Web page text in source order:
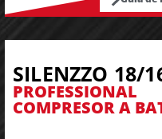
SILENZZO 18/
PROFESSIONAL
COMPRESOR A